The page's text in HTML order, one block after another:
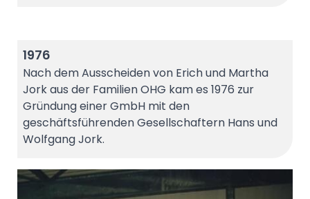
1976
Nach dem Ausscheiden von Erich und Martha
Jork aus der Familien OHG kam es 1976 zur
Gründung einer GmbH mit den
geschäftsführenden Gesellschaftern Hans und
Wolfgang Jork.